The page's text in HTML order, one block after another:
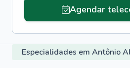
Agendar
Especialidades em Antônio